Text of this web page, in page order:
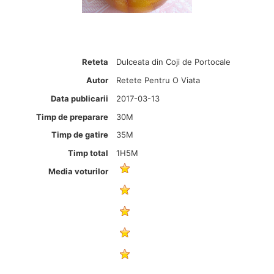
Reteta
Dulceata din Coji de Portocale
Autor
Retete Pentru O Viata
Data publicarii
2017-03-13
Timp de preparare
30M
Timp de gatire
35M
Timp total
1H5M
Media voturilor